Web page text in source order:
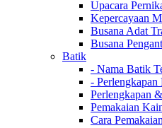
Upacara
Kepercayaan
Busana Adat
Busana
Batik
- Nama Batik
- Perlengkapan
Perlengkapan
Pemakaian
Cara